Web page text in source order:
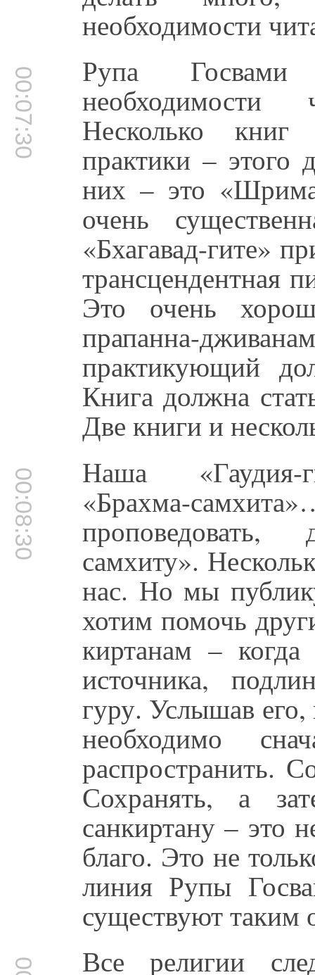
необходимости
00:07:30 Рупа
Несколько
практики – этого
них – это
очень
«Бхагавад-гите»
трансцендентная
Это очень
прапанна-
практикующий
Книга должна
Две книги и
00:08:30 Наша «Гаудия-
«Брахма-
самхиту».
нас. Но мы
хотим помочь
киртанам –
источника,
гуру. Услышав
необходимо
распространить.
Сохранять, а
санкиртану – это
благо. Это не
линия Рупы
существуют таким
Все религии